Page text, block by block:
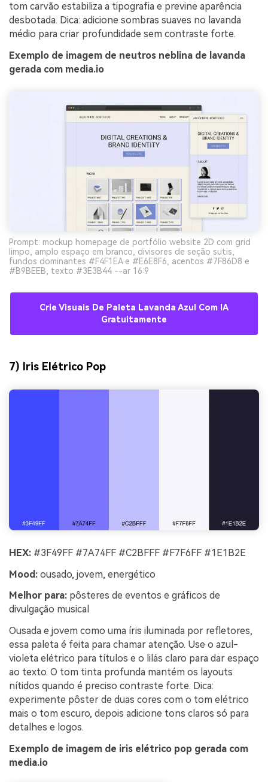
tom carvão estabiliza a tipografia e previne aparência
desbotada. Dica: adicione sombras suaves no lavanda
médio para criar profundidade sem contraste forte.
Exemplo de imagem de neutros neblina de lavanda
gerada com media.io
Prompt: mockup homepage de portfólio website 2D com grid
limpo, amplo espaço em branco, divisores de seção sutis,
fundos dominantes #F4F1EA e #E6E8F6, acentos #7F86D8 e
#B9BEEB, texto #3E3B44 --ar 16:9
Crie Visuais De Paleta Lavanda Azul Com IA
Gratuitamente
7) Iris Elétrico Pop
HEX: #3F49FF #7A74FF #C2BFFF #F7F6FF #1E1B2E
Mood: ousado, jovem, energético
Melhor para: pôsteres de eventos e gráficos de
divulgação musical
Ousada e jovem como uma íris iluminada por refletores,
essa paleta é feita para chamar atenção. Use o azul-
violeta elétrico para títulos e o lilás claro para dar espaço
ao texto. O tom tinta profunda mantém os layouts
nítidos quando é preciso contraste forte. Dica:
experimente pôster de duas cores com o tom elétrico
mais o tom escuro, depois adicione tons claros só para
detalhes e logos.
Exemplo de imagem de iris elétrico pop gerada com
media.io